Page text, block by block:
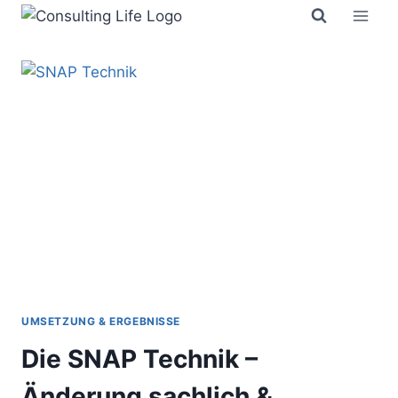
Zum
springen
UMSETZUNG & ERGEBNISSE
Die SNAP Technik –